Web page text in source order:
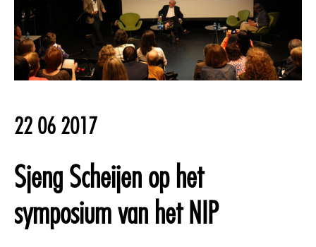
22 06 2017
Sjeng Scheijen op het
symposium van het NIP